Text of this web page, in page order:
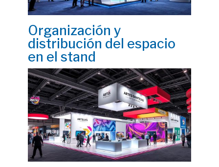
Organización y
distribución del espacio
en el stand